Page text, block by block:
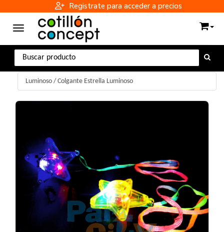
Registrate para acceder a precios
Toggle navigation
Luminoso / Colgante Estrella Luminoso